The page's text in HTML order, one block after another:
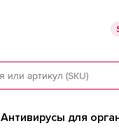
Антивирусы для